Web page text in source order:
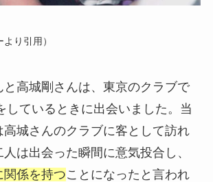
り引用）
高城剛さんは、東京のクラブで
しているときに出会いました。当
高城さんのクラブに客として訪れ
は出会った瞬間に意気投合し、
関係を持つことになったと言われ